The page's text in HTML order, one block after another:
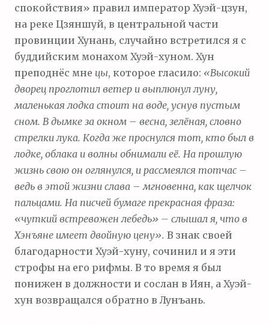
спокойствия» правил император Хуэй-цзун,
на реке Цзяншуй, в центральной части
провинции Хунань, случайно встретился я с
буддийским монахом Хуэй-хуном. Хун
преподнёс мне цы, которое гласило: «Высокий
дворец проглотил ветер и выплюнул луну,
маленькая лодка стоит на воде, уснув пустым
сном. В дымке за окном – весна, зелёная, словно
стрелки лука. Когда же проснулся тот, кто был в
лодке, облака и волны обнимали её. На прошлую
жизнь свою он оглянулся, и рассмеялся тотчас –
ведь в этой жизни слава – мгновенна, как щелчок
пальцами. На писчей бумаге прекрасная фраза:
«чуткий встревожен лебедь» – слышал я, что в
Хэнъяне имеет двойную цену». В знак своей
благодарности Хуэй-хуну, сочинил и я эти
строфы на его рифмы. В то время я был
понижен в должности и сослан в Иян, а Хуэй-
хун возвращался обратно в Лунъань.